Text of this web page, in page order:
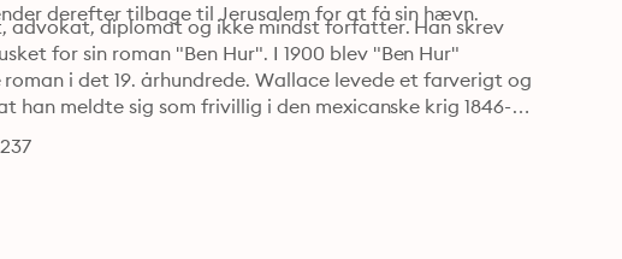
derefter tilbage til Jerusalem for at få sin hævn.
advokat, diplomat og ikke mindst forfatter. Han skrev
for sin roman "Ben Hur". I 1900 blev "Ben Hur"
i det 19. århundrede. Wallace levede et farverigt og
meldte sig som frivillig i den mexicanske krig 1846-